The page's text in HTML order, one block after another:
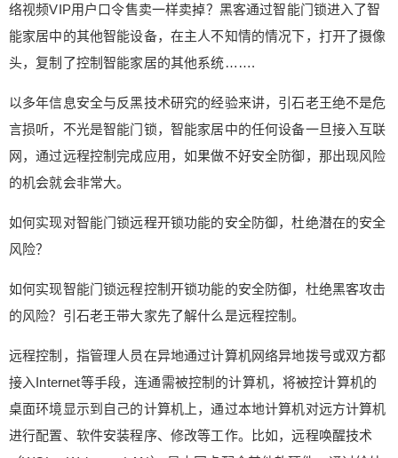
络视频VIP用户口令售卖一样卖掉？黑客通过智能门锁进入了智
能家居中的其他智能设备，在主人不知情的情况下，打开了摄像
头，复制了控制智能家居的其他系统…….
以多年信息安全与反黑技术研究的经验来讲，引石老王绝不是危
言损听，不光是智能门锁，智能家居中的任何设备一旦接入互联
网，通过远程控制完成应用，如果做不好安全防御，那出现风险
的机会就会非常大。
如何实现对智能门锁远程开锁功能的安全防御，杜绝潜在的安全
风险？
如何实现智能门锁远程控制开锁功能的安全防御，杜绝黑客攻击
的风险？引石老王带大家先了解什么是远程控制。
远程控制，指管理人员在异地通过计算机网络异地拨号或双方都
接入Internet等手段，连通需被控制的计算机，将被控计算机的
桌面环境显示到自己的计算机上，通过本地计算机对远方计算机
进行配置、软件安装程序、修改等工作。比如，远程唤醒技术
息安全与反黑技术研究的经验来讲，引石老王绝不
是危言损听，不光是智能门锁，智能家居中的任何
设备一旦接入互联网，通过远程控制完成应用，如
大。 如何实现对智能门锁远程开锁功能的安全防
御，杜绝潜在的安全风险？ 如何实现智能门锁远程
引石老王带大家先了解什么是远程控制。 远程控
制，指管理人员在异地通过计算机网络异地拨号或
机，将被控计算机的桌面环境显示到自己的计算机
上，通过本地计算机对远方计算机进行配置、软件
OL，Wake-on-LAN） 是由网卡配合其他软硬件，
通过给处于待机状态的网卡发送特定的数据祯，实
控制就是通过无线或有线通信实现对远端设备的控
制操作。那么，在应用系统中，这种操作是通过什
么来实现的呢？显而易见，开锁功能是由智能门锁
系统应用中的开锁指令来实现的，通过系统发送控
制开锁的指令对远端的智能门锁设备进行开锁功能